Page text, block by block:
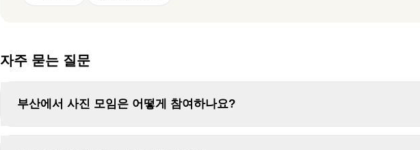
자주 묻는 질문
부산에서 사진 모임은 어떻게 참여하나요?